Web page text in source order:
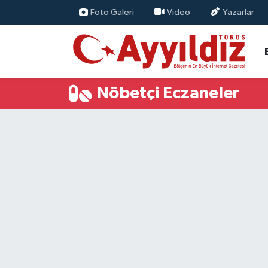
Foto Galeri Video Yazarlar
Nöbetçi Eczaneler